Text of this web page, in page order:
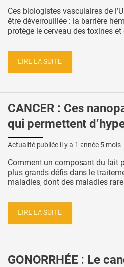
Ces biologistes vasculaires de
être déverrouillée : la barrière
protège le cerveau des toxines et
LIRE LA SUITE
CANCER : Ces
qui permettent
Actualité publiée il y a 1 année 5 mois
Comment un composant du lait
plus grands défis dans le
maladies, dont des maladies
LIRE LA SUITE
GONORRHÉE : Le